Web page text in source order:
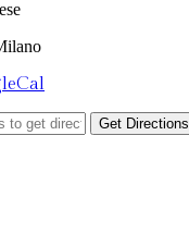
Get Directions